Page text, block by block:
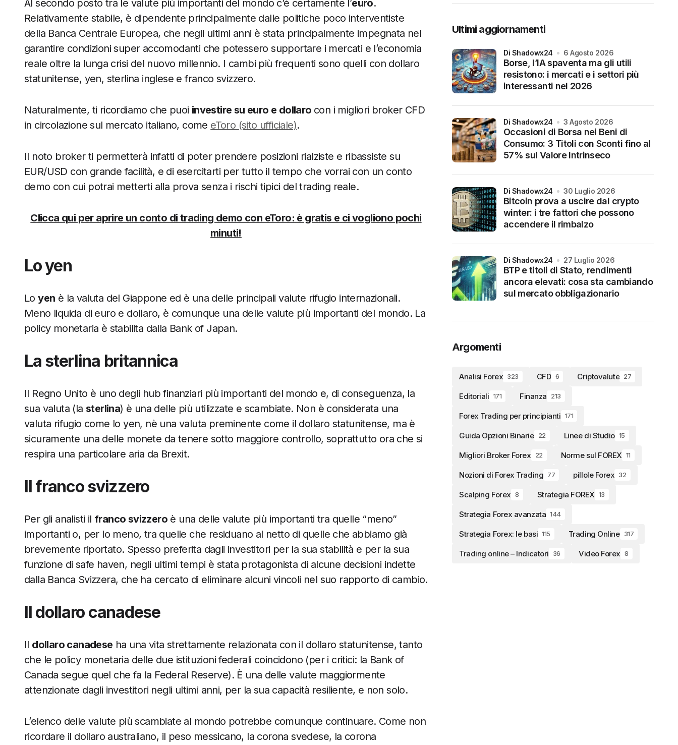
Al secondo posto tra le valute più importanti del mondo c’è certamente l’euro.
Relativamente stabile, è dipendente principalmente dalle politiche poco interventiste
della Banca Centrale Europea, che negli ultimi anni è stata principalmente impegnata nel
garantire condizioni super accomodanti che potessero supportare i mercati e l’economia
reale oltre la lunga crisi del nuovo millennio. I cambi più frequenti sono quelli con dollaro
statunitense, yen, sterlina inglese e franco svizzero.
Naturalmente, ti ricordiamo che puoi investire su euro e dollaro con i migliori broker CFD
in circolazione sul mercato italiano, come eToro (sito ufficiale).
Il noto broker ti permetterà infatti di poter prendere posizioni rialziste e ribassiste su
EUR/USD con grande facilità, e di esercitarti per tutto il tempo che vorrai con un conto
demo con cui potrai metterti alla prova senza i rischi tipici del trading reale.
Clicca qui per aprire un conto di trading demo con eToro: è gratis e ci vogliono pochi
minuti!
Lo yen
Loyen è la valuta del Giappone ed è una delle principali valute rifugio internazionali.
Meno liquida di euro e dollaro, è comunque una delle valute più importanti del mondo. La
policy monetaria è stabilita dalla Bank of Japan.
La sterlina britannica
Il Regno Unito è uno degli hub finanziari più importanti del mondo e, di conseguenza, la
sua valuta (la sterlina) è una delle più utilizzate e scambiate. Non è considerata una
valuta rifugio come lo yen, nè una valuta preminente come il dollaro statunitense, ma è
sicuramente una delle monete da tenere sotto maggiore controllo, soprattutto ora che si
respira una particolare aria da Brexit.
Il franco svizzero
Per gli analisti il franco svizzero è una delle valute più importanti tra quelle “meno”
importanti o, per lo meno, tra quelle che residuano al netto di quelle che abbiamo già
brevemente riportato. Spesso preferita dagli investitori per la sua stabilità e per la sua
funzione di safe haven, negli ultimi tempi è stata protagonista di alcune decisioni indette
dalla Banca Svizzera, che ha cercato di eliminare alcuni vincoli nel suo rapporto di cambio.
Il dollaro canadese
Il dollaro canadese ha una vita strettamente relazionata con il dollaro statunitense, tanto
che le policy monetaria delle due istituzioni federali coincidono (per i critici: la Bank of
Canada segue quel che fa la Federal Reserve). È una delle valute maggiormente
attenzionate dagli investitori negli ultimi anni, per la sua capacità resiliente, e non solo.
L’elenco delle valute più scambiate al mondo potrebbe comunque continuare. Come non
ricordare il dollaro australiano, il peso messicano, la corona svedese, la corona
Ultimi aggiornamenti
Borse, l’IA spaventa ma gli utili
resistono: i mercati e i settori più
interessanti nel 2026
di Shadowx24 6 Agosto 2026
Occasioni di Borsa nei Beni di
Consumo: 3 Titoli con Sconti fino al
57% sul Valore Intrinseco
di Shadowx24 3 Agosto 2026
Bitcoin prova a uscire dal crypto
winter: i tre fattori che possono
accendere il rimbalzo
di Shadowx24 30 Luglio 2026
BTP e titoli di Stato, rendimenti
ancora elevati: cosa sta cambiando
sul mercato obbligazionario
di Shadowx24 27 Luglio 2026
Argomenti
Analisi Forex 323 CFD 6 Criptovalute 27
Editoriali 171 Finanza 213
Forex Trading per principianti 171
Guida Opzioni Binarie 22 Linee di Studio 15
Migliori Broker Forex 22 Norme sul FOREX 11
Nozioni di Forex Trading 77 pillole Forex 32
Scalping Forex 8 Strategia FOREX 13
Strategia Forex avanzata 144
Strategia Forex: le basi 115 Trading Online 317
Trading online – Indicatori 36 Video Forex 8